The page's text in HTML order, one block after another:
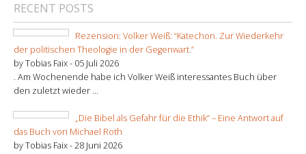
RECENT POSTS
Rezension: Volker Weiß: “Katechon. Zur Wiederkehr
der politischen Theologie in der Gegenwart.”
by Tobias Faix - 05 Juli 2026
. Am Wochenende habe ich Volker Weiß interessantes Buch über
den zuletzt wieder ...
„Die Bibel als Gefahr für die Ethik“ – Eine Antwort auf
das Buch von Michael Roth
by Tobias Faix -28 Juni 2026